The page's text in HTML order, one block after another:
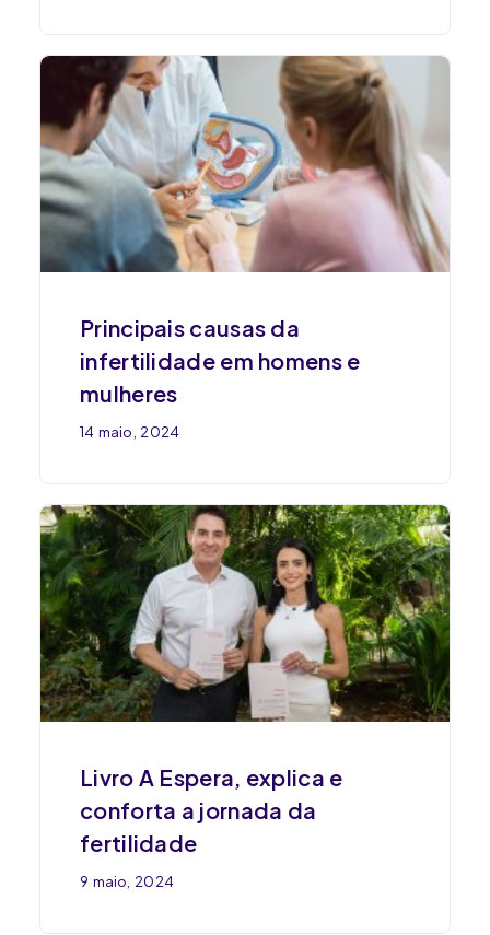
Principais causas da
infertilidade em homens e
mulheres
14 maio, 2024
Livro A Espera, explica e
conforta a jornada da
fertilidade
9 maio, 2024